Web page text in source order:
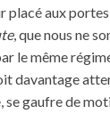
placé aux portes
, que nous ne
le même
davantage
se gaufre de